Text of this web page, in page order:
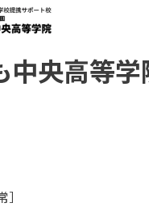
中央高等学
］